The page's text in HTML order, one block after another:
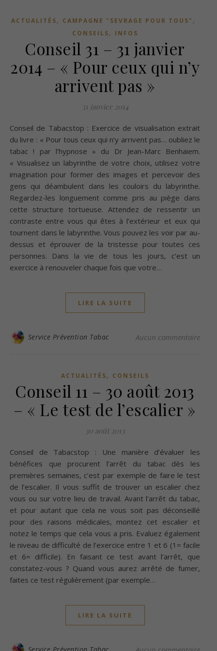
ACTUALITÉS, CAMPAGNE "SEVRAGE POUR TOUS" ,
CONSEILS, INFOS
Conseil 31 – 31 janvier
2014 – « Pour ceux qui n’y
arrivent pas »
31 janvier 2014
Conseil de Tabacstop : Exercice de visualisation extrait
du livre : « Pour tous ceux qui n’y arrivent pas… oubliez le
tabac ! par l’hypnose » du Dr Jean-Marc Benhaiem.
« Visualisez un labyrinthe de votre choix, utilisez votre
imagination pour former des images et percevoir des
gens qui déambulent dans les couloirs du labyrinthe.
Regardez-les longuement comme pris au piège dans
cette structure tortueuse. Attendez de ressentir un
contraste entre vous qui êtes à l’extérieur et eux qui
tournent dans le labyrinthe. Vous pouvez les voir par au-
dessus et éprouver de la tristesse pour toutes ces
personnes. Dans la vie de tous les jours, c’est un
exercice à renouveler chaque fois que votre…
LIRE LA SUITE
Service Prévention Tabac Aucun commentaire
ACTUALITÉS, CONSEILS
Conseil 11 – 30 août 2013
– « Le test de l’escalier »
30 août 2013
Conseil de Tabacstop : Une manière d’évaluer les
bénéfices que procurent l’arrêt du tabac dès les
premières semaines, c’est par exemple de faire le test
de l’escalier. Il vous suffit de trouver un escalier chez
vous ou sur votre lieu de travail. Avant l’arrêt du tabac,
et pour autant que cela ne vous soit pas déconseillé
pour des raisons médicales, montez cet escalier et
notez le temps que cela vous a pris. Evaluez également
le niveau de difficulté de l’exercice entre 1 et 6 (1= facile
et 6= difficile). En faisant ce test avant l’arrêt, que
constatez-vous ? Quand vous aurez arrêté de fumer,
faites ce test régulièrement (par exemple…
LIRE LA SUITE